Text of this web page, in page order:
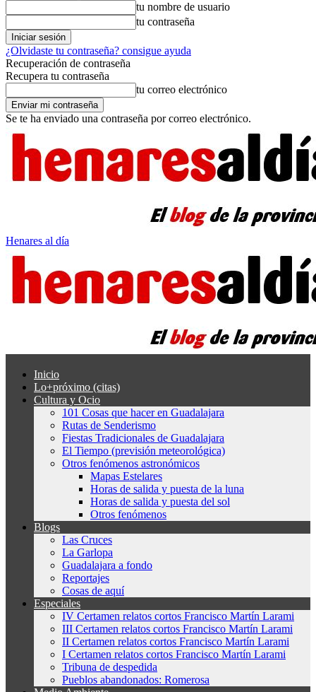
tu nombre de usuario
tu contraseña
¿Olvidaste tu contraseña? consigue ayuda
Recuperación de contraseña
Recupera tu contraseña
tu correo electrónico
Se te ha enviado una contraseña por correo electrónico.
Henares al día
Inicio
Lo+próximo (citas)
Cultura y Ocio
101 Cosas que hacer en Guadalajara
Rutas de Senderismo
Fiestas Tradicionales de Guadalajara
El Tiempo (previsión meteorológica)
Otros fenómenos astronómicos
Mapas Estelares
Horas de salida y puesta de la luna
Horas de salida y puesta del sol
Otros fenómenos
Blogs
Las Cruces
La Garlopa
Guadalajara a fondo
Reportajes
Cosas de aquí
Especiales
IV Certamen relatos cortos Francisco Martín Larami
III Certamen relatos cortos Francisco Martín Larami
II Certamen relatos cortos Francisco Martín Larami
I Certamen relatos cortos Francisco Martín Larami
Tribuna de despedida
Pueblos abandonados: Romerosa